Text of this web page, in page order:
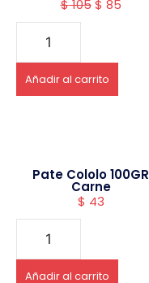
$105 $ 85
Añadir al carrito
Pate Cololo 100GR
Carne
$ 43
Añadir al carrito